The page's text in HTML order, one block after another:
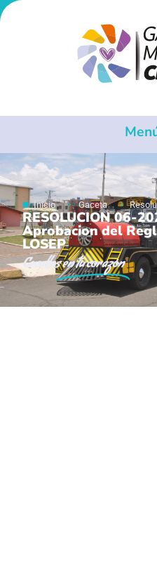
Inicio Gaceta
RESOLUCION 06-
Aprobacion del
LOSEP
Cevallosen tu corazón